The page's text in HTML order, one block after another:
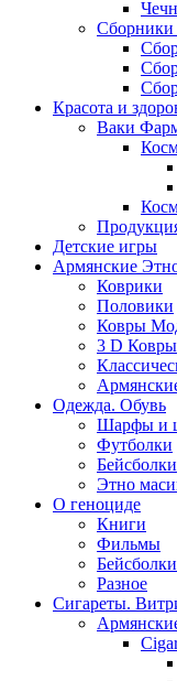
Сборники
Красота и
Ваки
Детские игры
Армянские
Коврики
Половики
Ковры
3 D Ковры
Одежда. Обувь
Шарфы и
Футболки
Бейсболки
Этно
О геноциде
Книги
Фильмы
Разное
Сигареты.